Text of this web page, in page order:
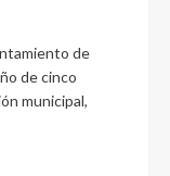
de
de cinco
municipal,